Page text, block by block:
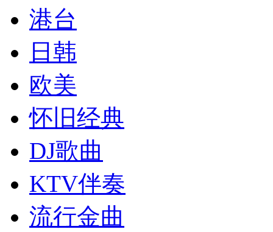
港台
日韩
欧美
怀旧经典
DJ歌曲
KTV伴奏
流行金曲